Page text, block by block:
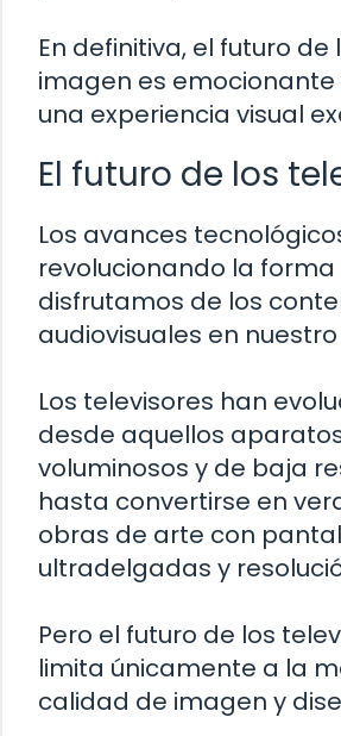
En definitiva, el futuro
imagen es
una experiencia visual
El futuro de los
Los avances
revolucionando la forma
disfrutamos de los
audiovisuales en
Los televisores han
desde aquellos
voluminosos y de baja
hasta convertirse en
obras de arte con
ultradelgadas y
Pero el futuro de los
limita únicamente a la
calidad de imagen y